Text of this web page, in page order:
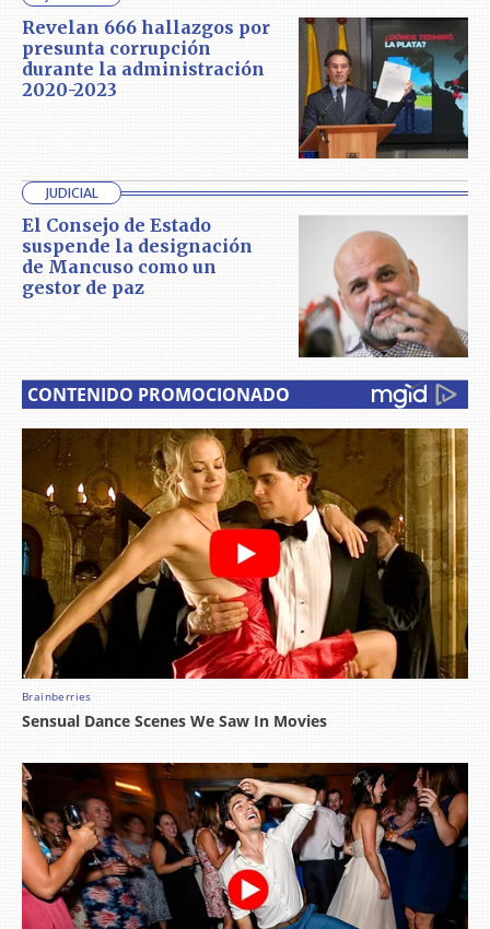
Revelan 666 hallazgos por
presunta corrupción
durante la administración
2020-2023
JUDICIAL
El Consejo de Estado
suspende la designación
de Mancuso como un
gestor de paz